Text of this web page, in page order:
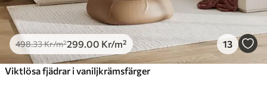
498.33Kr/m²299 .00 Kr/m² 13
Viktlösa fjädrar i vaniljkrämsfärger